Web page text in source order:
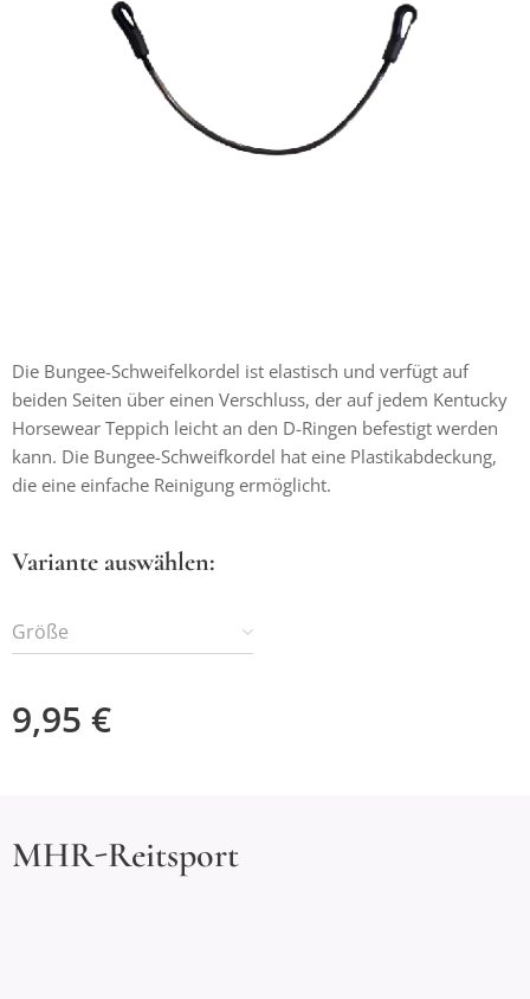
Die Bungee-Schweifelkordel ist elastisch und verfügt auf
beiden Seiten über einen Verschluss, der auf jedem Kentucky
Horsewear Teppich leicht an den D-Ringen befestigt werden
kann. Die Bungee-Schweifkordel hat eine Plastikabdeckung,
die eine einfache Reinigung ermöglicht.
Variante auswählen:
Größe
9,95 €
MHR-Reitsport